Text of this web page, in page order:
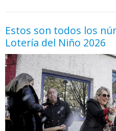
Estos son todos los
Lotería del Niño 2026